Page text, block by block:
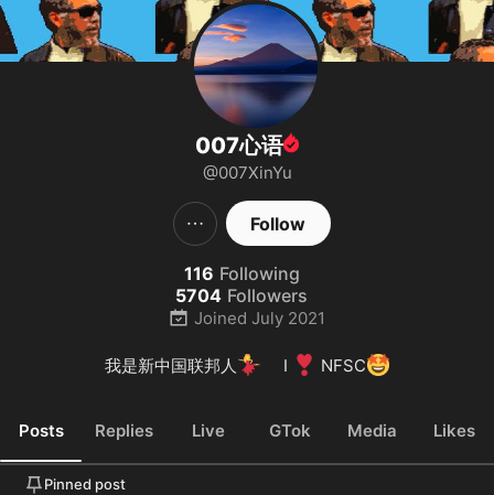
007心语
@007XinYu
Follow
116 Following
5704 Followers
Joined July 2021
我是新中国联邦人 💃
     I
❣️ NFSC🤩
Posts Replies Live GTok Media Likes
Pinned post